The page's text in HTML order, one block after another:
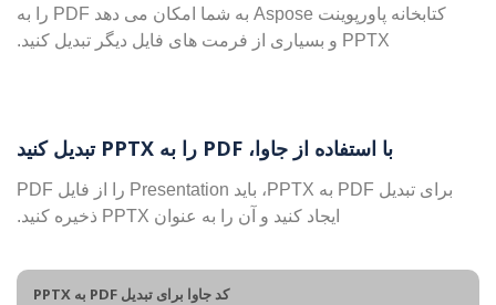
کتابخانه پاورپوینت Aspose به شما امکان می دهد PDF را به
PPTX و بسیاری از فرمت های فایل دیگر تبدیل کنید.
با استفاده از جاوا، PDF را به PPTX تبدیل کنید
برای تبدیل PDF به PPTX، باید Presentation را از فایل PDF
ایجاد کنید و آن را به عنوان PPTX ذخیره کنید.
کد جاوا برای تبدیل PDF به PPTX